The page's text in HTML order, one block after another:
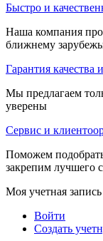
Быстро и
Наша компания
ближнему
Гарантия качества
Мы предлагаем
уверены
Сервис и
Поможем
закрепим лучшего
Моя учетная запись
Войти
Создать